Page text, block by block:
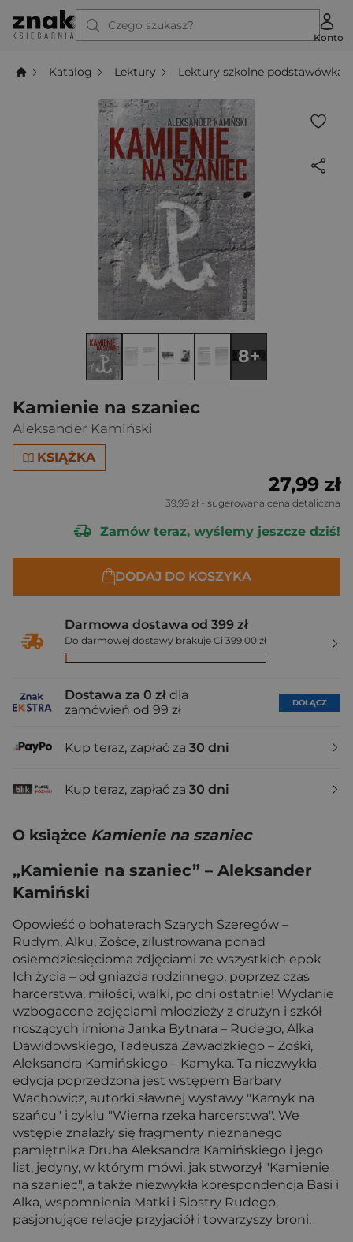
Czego szukasz?
Konto
Katalog Lektury Lektury szkolne podstawówka
Kamienie na szaniec
Aleksander Kamiński
KSIĄŻKA
8+
27,99 zł
39,99 zł - sugerowana cena detaliczna
Zamów teraz, wyślemy jeszcze dziś!
DODAJ DO KOSZYKA
Darmowa dostawa od 399 zł
Do darmowej dostawy brakuje Ci 399,00 zł
Dostawa za 0 zł dla
zamówień od 99 zł
DOŁĄCZ
Kup teraz, zapłać za 30 dni
Kup teraz, zapłać za 30 dni
O książce Kamienie na szaniec
„Kamienie na szaniec” – Aleksander
Kamiński
Opowieść o bohaterach Szarych Szeregów –
Rudym, Alku, Zośce, zilustrowana ponad
osiemdziesięcioma zdjęciami ze wszystkich epok
Ich życia – od gniazda rodzinnego, poprzez czas
harcerstwa, miłości, walki, po dni ostatnie! Wydanie
wzbogacone zdjęciami młodzieży z drużyn i szkół
noszących imiona Janka Bytnara – Rudego, Alka
Dawidowskiego, Tadeusza Zawadzkiego – Zośki,
Aleksandra Kamińskiego – Kamyka. Ta niezwykła
edycja poprzedzona jest wstępem Barbary
Wachowicz, autorki sławnej wystawy "Kamyk na
szańcu" i cyklu "Wierna rzeka harcerstwa". We
wstępie znalazły się fragmenty nieznanego
pamiętnika Druha Aleksandra Kamińskiego i jego
list, jedyny, w którym mówi, jak stworzył "Kamienie
na szaniec", a także niezwykła korespondencja Basi i
Alka, wspomnienia Matki i Siostry Rudego,
pasjonujące relacje przyjaciół i towarzyszy broni.